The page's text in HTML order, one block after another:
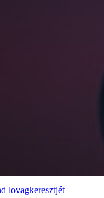
lovagkeresztjét